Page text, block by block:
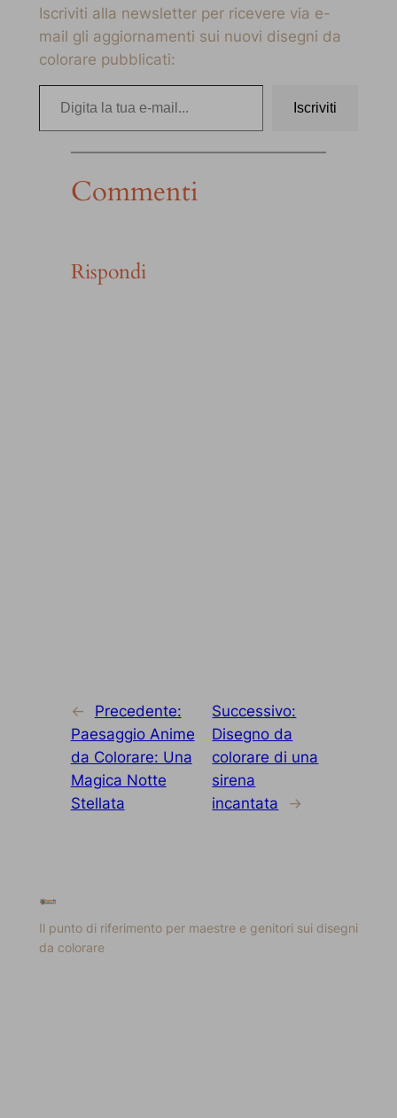
Iscriviti alla newsletter per ricevere via e-
mail gli aggiornamenti sui nuovi disegni da
colorare pubblicati:
Digita la tua e-mail…
Iscriviti
Commenti
Rispondi
←
Precedente:
Paesaggio Anime
da Colorare: Una
Magica Notte
Stellata
Successivo:
Disegno da
colorare di una
sirena
incantata
→
Il punto di riferimento per maestre e genitori sui disegni
da colorare